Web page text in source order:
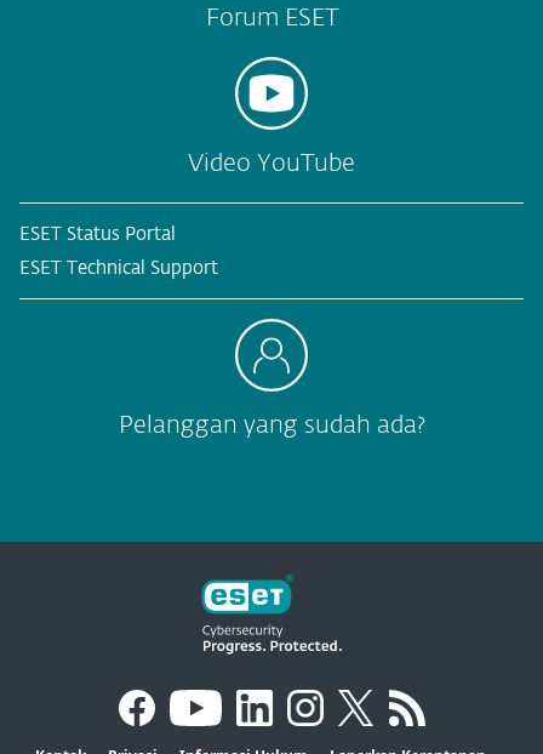
Forum ESET
Video YouTube
ESET Status Portal
ESET Technical Support
Pelanggan yang sudah ada?